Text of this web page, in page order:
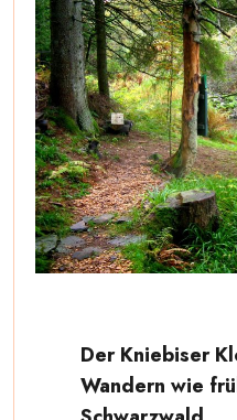
Der Kniebiser
Wandern wie